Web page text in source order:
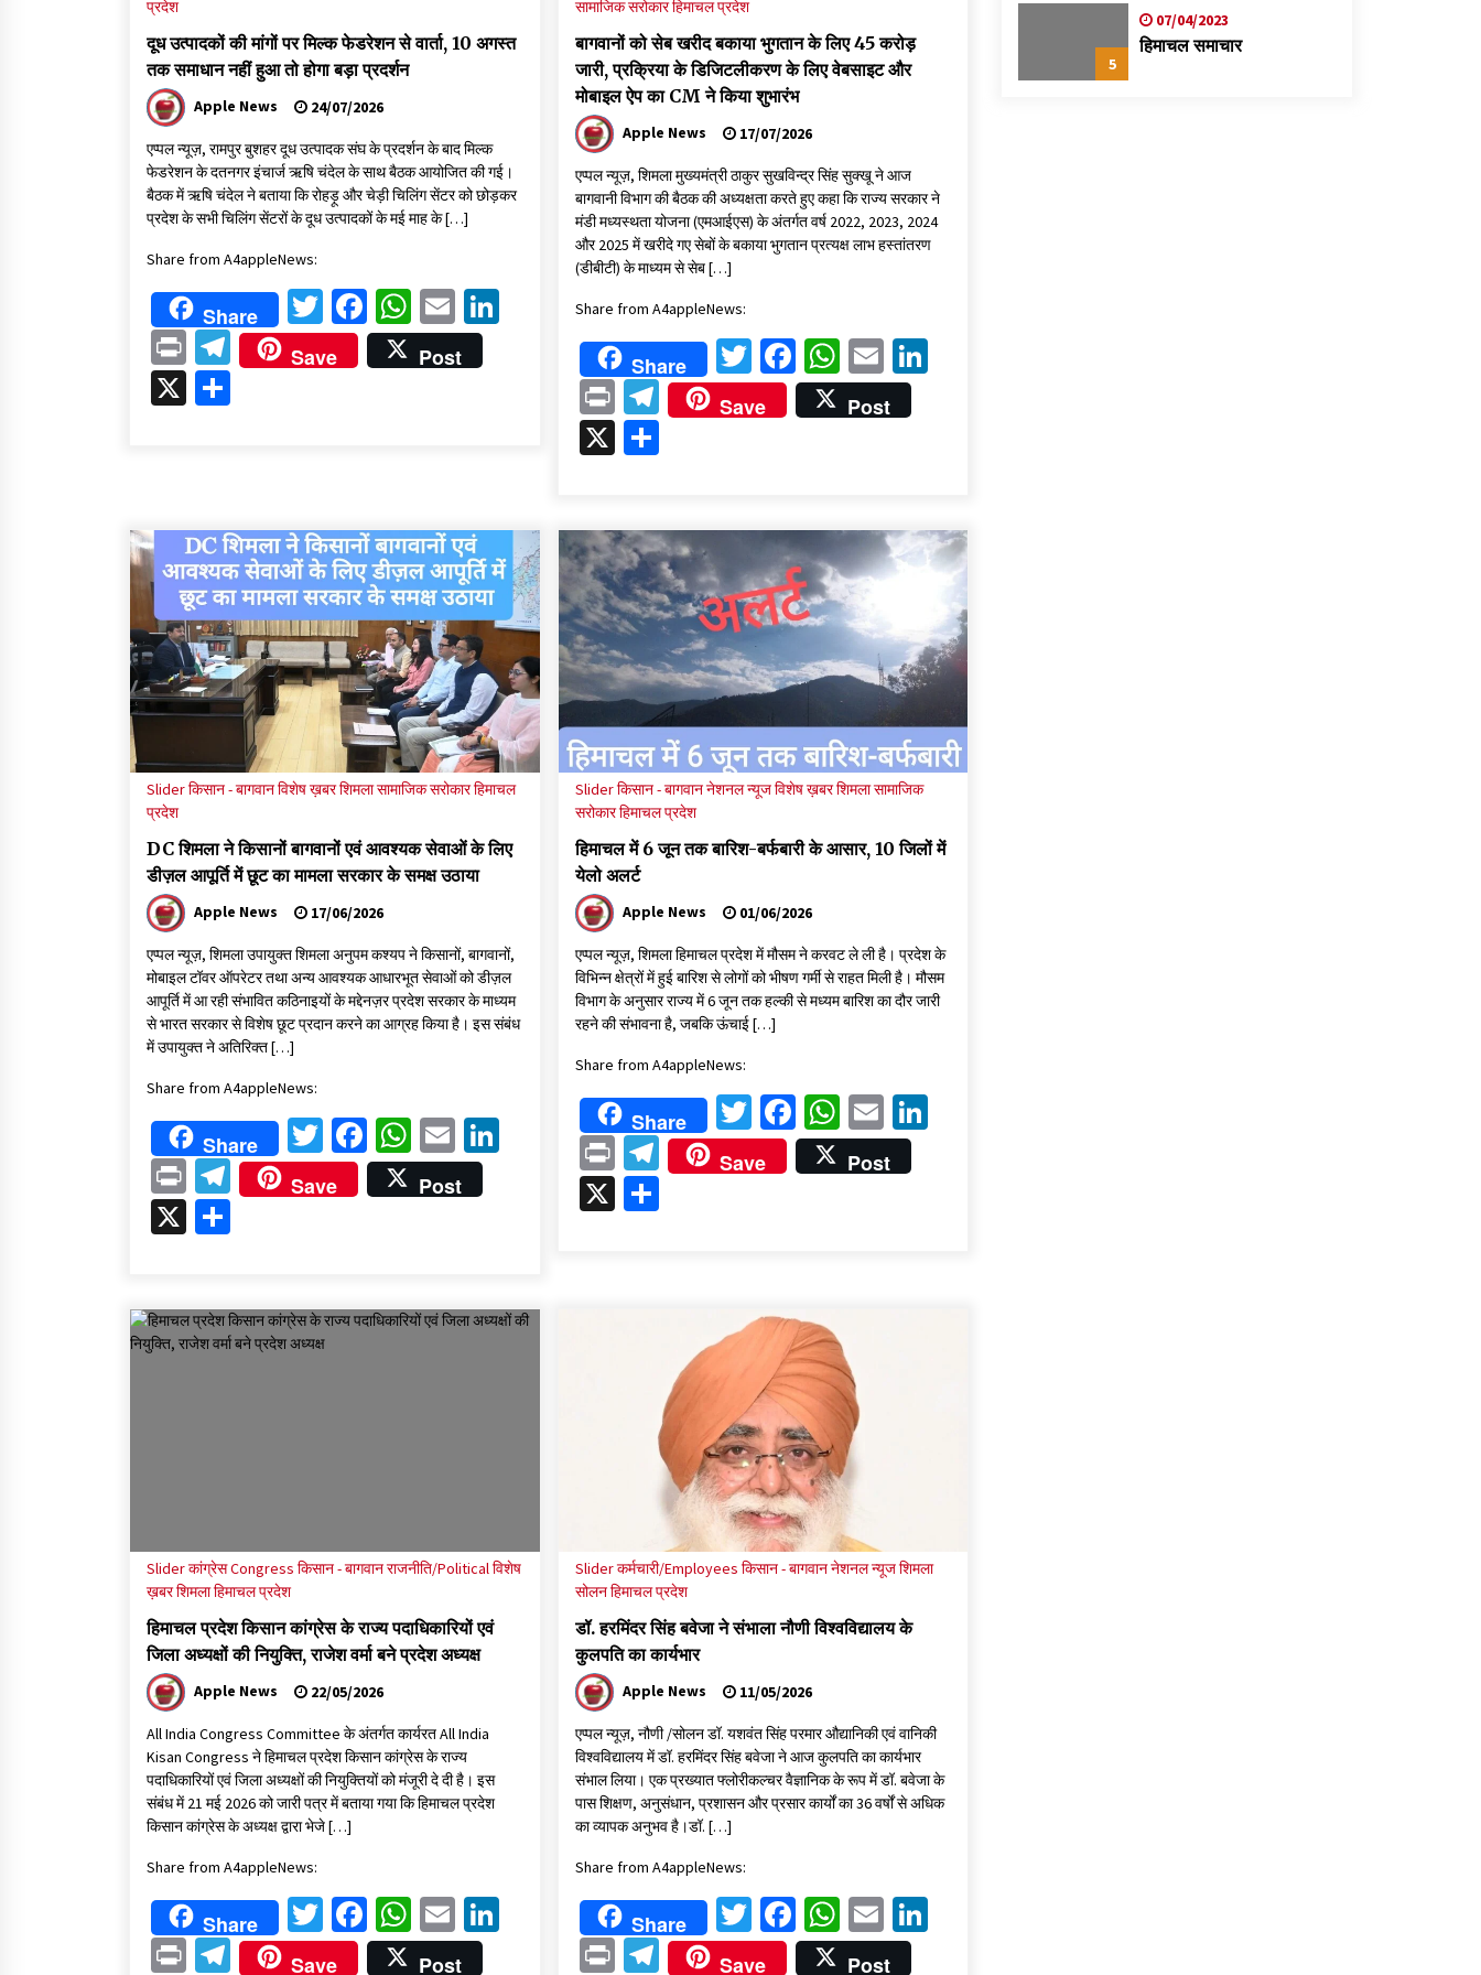
प्रदेश
दूध उत्पादकों की मांगों पर मिल्क फेडरेशन से वार्ता, 10 अगस्त
तक समाधान नहीं हुआ तो होगा बड़ा प्रदर्शन
Apple News 24/07/2026
एप्पल न्यूज़, रामपुर बुशहर दूध उत्पादक संघ के प्रदर्शन के बाद मिल्क
फेडरेशन के दतनगर इंचार्ज ऋषि चंदेल के साथ बैठक आयोजित की गई।
बैठक में ऋषि चंदेल ने बताया कि रोहड़ू और चेड़ी चिलिंग सेंटर को छोड़कर
प्रदेश के सभी चिलिंग सेंटरों के दूध उत्पादकों के मई माह के […]
Share from A4appleNews:
Share Twitter
Facebook
WhatsApp
EmailLinkedIn
PrintTelegram
Save Post
X
सामाजिक सरोकारहिमाचल प्रदेश
बागवानों को सेब खरीद बकाया भुगतान के लिए 45 करोड़
जारी, प्रक्रिया के डिजिटलीकरण के लिए वेबसाइट और
मोबाइल ऐप का CM ने किया शुभारंभ
Apple News 17/07/2026
एप्पल न्यूज़, शिमला मुख्यमंत्री ठाकुर सुखविन्द्र सिंह सुक्खू ने आज
बागवानी विभाग की बैठक की अध्यक्षता करते हुए कहा कि राज्य सरकार ने
मंडी मध्यस्थता योजना (एमआईएस) के अंतर्गत वर्ष 2022, 2023, 2024
और 2025 में खरीदे गए सेबों के बकाया भुगतान प्रत्यक्ष लाभ हस्तांतरण
(डीबीटी) के माध्यम से सेब […]
Share from A4appleNews:
Share Twitter
Facebook
WhatsApp
EmailLinkedIn
PrintTelegram
Save Post
X Share
Sliderकिसान - बागवानविशेष ख़बरशिमलासामाजिक सरोकारहिमाचल
प्रदेश
DC शिमला ने किसानों बागवानों एवं आवश्यक सेवाओं के लिए
डीज़ल आपूर्ति में छूट का मामला सरकार के समक्ष उठाया
Apple News 17/06/2026
एप्पल न्यूज़, शिमला उपायुक्त शिमला अनुपम कश्यप ने किसानों, बागवानों,
मोबाइल टॉवर ऑपरेटर तथा अन्य आवश्यक आधारभूत सेवाओं को डीज़ल
आपूर्ति में आ रही संभावित कठिनाइयों के मद्देनज़र प्रदेश सरकार के माध्यम
से भारत सरकार से विशेष छूट प्रदान करने का आग्रह किया है। इस संबंध
में उपायुक्त ने अतिरिक्त […]
Share from A4appleNews:
Share Twitter
Facebook
WhatsApp
EmailLinkedIn
PrintTelegram
Save Post
X
Sliderकिसान - बागवाननेशनल न्यूजविशेष ख़बरशिमलासामाजिक
सरोकारहिमाचल प्रदेश
हिमाचल में 6 जून तक बारिश-बर्फबारी के आसार, 10 जिलों में
येलो अलर्ट
Apple News 01/06/2026
एप्पल न्यूज़, शिमला हिमाचल प्रदेश में मौसम ने करवट ले ली है। प्रदेश के
विभिन्न क्षेत्रों में हुई बारिश से लोगों को भीषण गर्मी से राहत मिली है। मौसम
विभाग के अनुसार राज्य में 6 जून तक हल्की से मध्यम बारिश का दौर जारी
रहने की संभावना है, जबकि ऊंचाई […]
Share from A4appleNews:
Share Twitter
Facebook
WhatsApp
EmailLinkedIn
PrintTelegram
Save Post
X Share
Sliderकांग्रेस Congress किसान - बागवानराजनीति/Politicalविशेष
ख़बरशिमलाहिमाचल प्रदेश
हिमाचल प्रदेश किसान कांग्रेस के राज्य पदाधिकारियों एवं
जिला अध्यक्षों की नियुक्ति, राजेश वर्मा बने प्रदेश अध्यक्ष
Apple News 22/05/2026
All India Congress Committee के अंतर्गत कार्यरत All India
Kisan Congress ने हिमाचल प्रदेश किसान कांग्रेस के राज्य
पदाधिकारियों एवं जिला अध्यक्षों की नियुक्तियों को मंजूरी दे दी है। इस
संबंध में 21 मई 2026 को जारी पत्र में बताया गया कि हिमाचल प्रदेश
किसान कांग्रेस के अध्यक्ष द्वारा भेजे […]
Share from A4appleNews:
Share Twitter
Facebook
WhatsApp
EmailLinkedIn
PrintTelegram
Save Post
Sliderकर्मचारी/Employees किसान - बागवाननेशनल न्यूजशिमला
सोलनहिमाचल प्रदेश
डॉ. हरमिंदर सिंह बवेजा ने संभाला नौणी विश्वविद्यालय के
कुलपति का कार्यभार
Apple News 11/05/2026
एप्पल न्यूज़, नौणी /सोलन डॉ. यशवंत सिंह परमार औद्यानिकी एवं वानिकी
विश्वविद्यालय में डॉ. हरमिंदर सिंह बवेजा ने आज कुलपति का कार्यभार
संभाल लिया। एक प्रख्यात फ्लोरीकल्चर वैज्ञानिक के रूप में डॉ. बवेजा के
पास शिक्षण, अनुसंधान, प्रशासन और प्रसार कार्यों का 36 वर्षों से अधिक
का व्यापक अनुभव है।डॉ. […]
Share from A4appleNews:
Share Twitter
Facebook
WhatsApp
EmailLinkedIn
PrintTelegram
Save Post
5
07/04/2023
हिमाचल समाचार